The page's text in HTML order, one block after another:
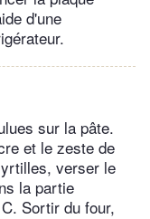
d'une
sur la pâte.
et le zeste de
verser le
la partie
Sortir du four,